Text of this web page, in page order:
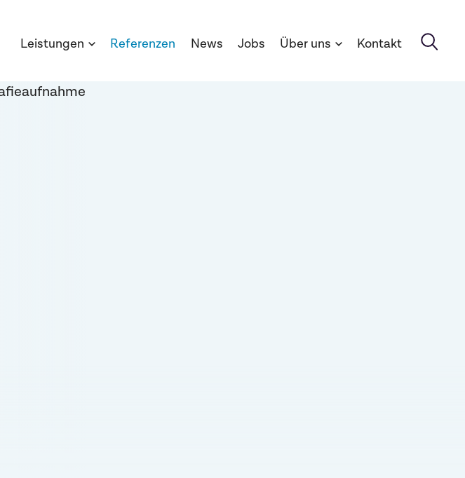
Leistungen Referenzen News Jobs Über uns Kontakt